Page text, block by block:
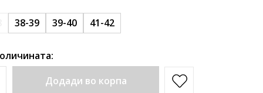
38-39 39-40 41-42
Додади во корпа